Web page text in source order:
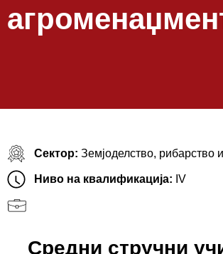
Сектор: Земјоделство, рибарство
Ниво на квалификација: IV
Средни стручни